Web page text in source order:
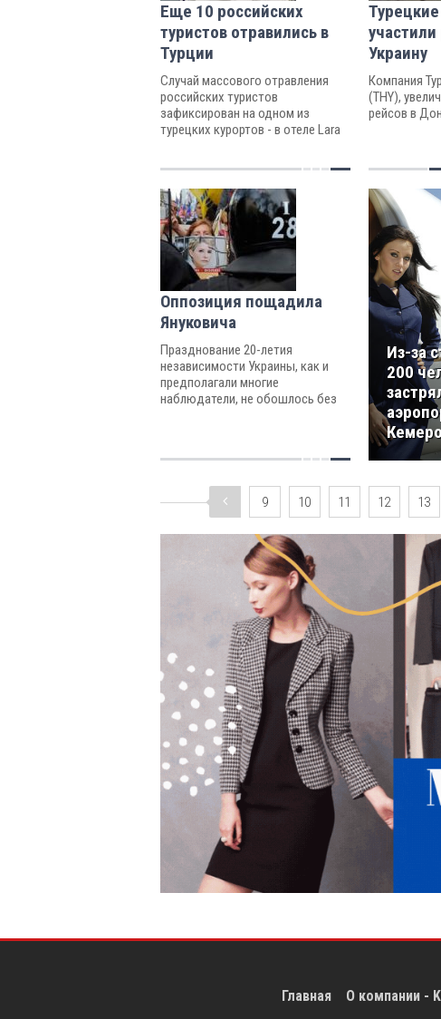
Еще 10 российских
туристов отравились в
Турции
Случай массового отравления
российских туристов
зафиксирован на одном из
турецких курортов - в отеле Lara
Украину
Компания
(THY),
рейсов в
Оппозиция пощадила
Януковича
Празднование 20-летия
независимости Украины, как и
предполагали многие
наблюдатели, не обошлось без
Из-за
200
9 10 11 12 13
Главная О компании -